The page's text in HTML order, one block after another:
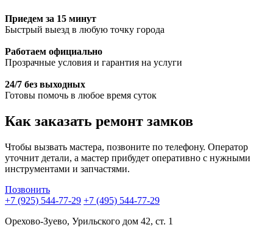
Приедем за 15 минут
Быстрый выезд в любую точку города
Работаем официально
Прозрачные условия и гарантия на услуги
24/7 без выходных
Готовы помочь в любое время суток
Как заказать ремонт замков
Чтобы вызвать мастера, позвоните по телефону. Оператор
уточнит детали, а мастер прибудет оперативно с нужными
инструментами и запчастями.
Позвонить
+7 (925) 544-77-29 +7 (495) 544-77-29
Орехово-Зуево, Урильского дом 42, ст. 1